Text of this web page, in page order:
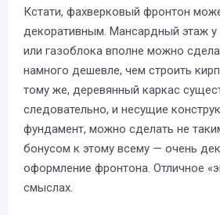
Кстати, фахверковый фронтон
декоративным. Мансардный этаж
или газоблока вполне можно
намного дешевле, чем строить
тому же, деревянный каркас
следовательно, и несущие
фундамент, можно сделать не
бонусом к этому всему — очень
оформление фронтона. Отличное
смыслах.